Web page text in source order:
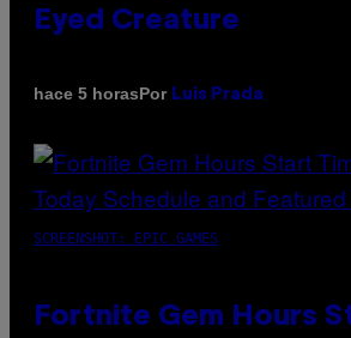
Eyed Creature
hace 5 horasPor Luis Prada
SCREENSHOT: EPIC GAMES
Fortnite Gem Hours